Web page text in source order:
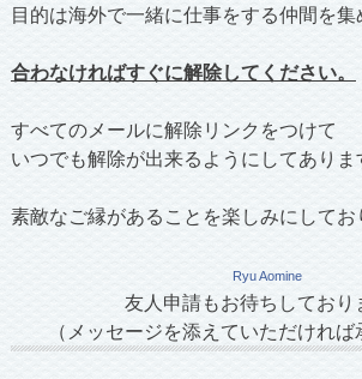
目的は海外で一緒に仕事をする仲間を集
合わなければすぐに解除してください。
すべてのメールに解除リンクをつけて
いつでも解除が出来るようにしてありま
素敵なご縁があることを楽しみにしてお
Ryu Aomine
友人申請もお待ちしており
（メッセージを添えていただければ